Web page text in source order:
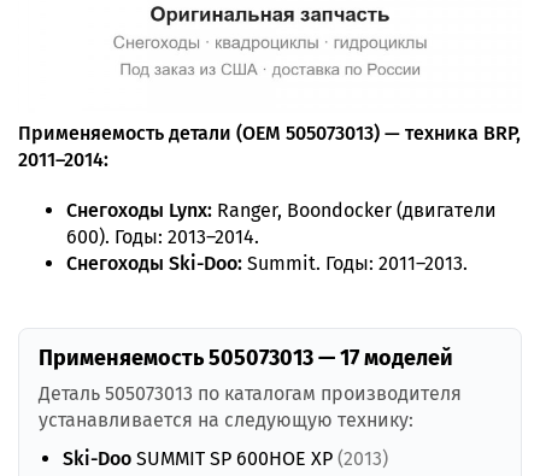
Применяемость детали (OEM 505073013) — техника BRP,
2011–2014:
Снегоходы Lynx: Ranger, Boondocker (двигатели
600). Годы: 2013–2014.
Снегоходы Ski-Doo: Summit. Годы: 2011–2013.
Применяемость 505073013 — 17 моделей
Деталь 505073013 по каталогам производителя
устанавливается на следующую технику:
Ski-Doo SUMMIT SP 600HOE XP (2013)